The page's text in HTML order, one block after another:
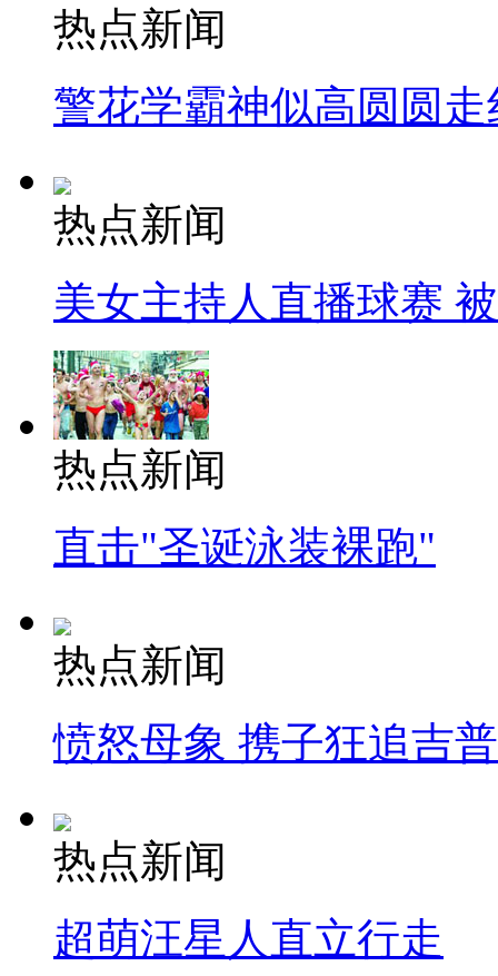
热点新闻
警花学霸神似高圆圆走
热点新闻
美女主持人直播球赛
热点新闻
直击"圣诞泳装裸跑"
热点新闻
愤怒母象 携子狂追吉
热点新闻
超萌汪星人直立行走